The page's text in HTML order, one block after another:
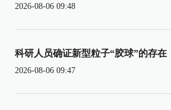
2026-08-06 09:48
科研人员确证新型粒子“胶球”的存在
2026-08-06 09:47